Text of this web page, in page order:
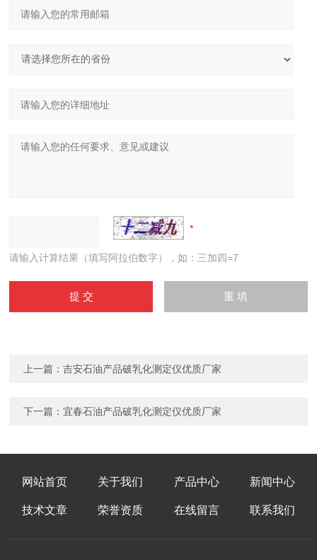
请输入计算结果（填写阿拉伯数字），如：三加四=7
上一篇：吉安石油产品破乳化测定仪优质厂家
下一篇：宜春石油产品破乳化测定仪优质厂家
网站首页 关于我们 产品中心 新闻中心
技术文章 荣誉资质 在线留言 联系我们